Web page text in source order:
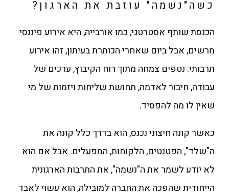
כשה"נשמה" עוזבת את הארגון?
הכנסת שותף אסטרטגי, כמו אורבייה, היא אירוע פיננסי
מרשים, אבל ביום שאחרי הכותרת בעיתון, זהו אירוע
תרבותי. נטפים צמחה מתוך רוח הקיבוץ, ערכים של
עבודה, חיבור לאדמה, תחושת שליחות ויזמות של מי
שאין לו מה להפסיד.
כאשר קונה חיצוני נכנס, הוא בדרך כלל קונה את
ה"שלד", הפטנטים, הלקוחות, המפעלים. אבל אם הוא
לא יודע לשמר את ה"נשמה", את התרבות הארגונית
הייחודית שהפכה את החברה למובילה, הוא עשוי לאבד